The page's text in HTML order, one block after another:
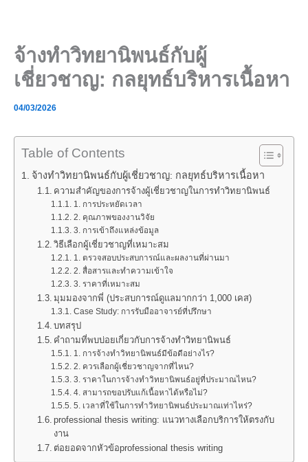
content
จ้างทำวิทยานิพนธ์กับผู้
เชี่ยวชาญ: กลยุทธ์บริหารเนื้อหา
04/03/2026
Table of Contents
จ้างทำวิทยานิพนธ์กับผู้เชี่ยวชาญ: กลยุทธ์บริหารเนื้อหา
ความสำคัญของการจ้างผู้เชี่ยวชาญในการทำวิทยานิพนธ์
1. การประหยัดเวลา
2. คุณภาพของงานวิจัย
3. การเข้าถึงแหล่งข้อมูล
วิธีเลือกผู้เชี่ยวชาญที่เหมาะสม
1. ตรวจสอบประสบการณ์และผลงานที่ผ่านมา
2. สื่อสารและทำความเข้าใจ
3. ราคาที่เหมาะสม
มุมมองจากพี่ (ประสบการณ์ดูแลมากกว่า 1,000 เคส)
Case Study: การรับมืออาจารย์ที่ปรึกษา
บทสรุป
คำถามที่พบบ่อยเกี่ยวกับการจ้างทำวิทยานิพนธ์
1. การจ้างทำวิทยานิพนธ์มีข้อดีอย่างไร?
2. ควรเลือกผู้เชี่ยวชาญจากที่ไหน?
3. ราคาในการจ้างทำวิทยานิพนธ์อยู่ที่ประมาณไหน?
4. สามารถขอปรับแก้เนื้อหาได้หรือไม่?
5. เวลาที่ใช้ในการทำวิทยานิพนธ์ประมาณเท่าไหร่?
professional thesis writing: แนวทางเลือกบริการให้ตรงกับ
งาน
ต่อยอดจากหัวข้อprofessional thesis writing